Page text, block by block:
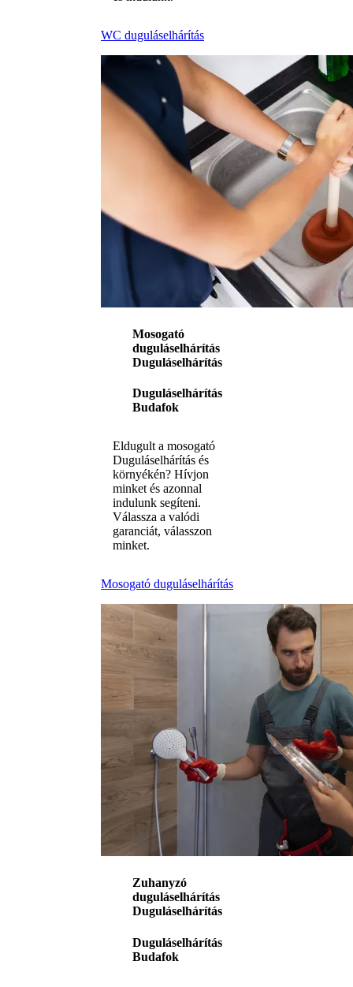
WC duguláselhárítás
Mosogató
duguláselhárítás
Duguláselhárítás
Duguláselhárítás
Budafok
Eldugult a mosogató
Duguláselhárítás és
környékén? Hívjon
minket és azonnal
indulunk segíteni.
Válassza a valódi
garanciát, válasszon
minket.
Mosogató duguláselhárítás
Zuhanyzó
duguláselhárítás
Duguláselhárítás
Duguláselhárítás
Budafok